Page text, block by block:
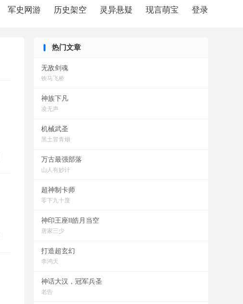
军史网游 历史架空 灵异悬疑 现言萌宝 登录
热门文章
无敌剑魂
铁马飞桥
神族下凡
凌无声
机械武圣
黑土冒青烟
万古最强部落
山人有妙计
超神制卡师
零下九十度
神印王座II皓月当空
唐家三少
打造超玄幻
李鸿天
神话大汉，冠军兵圣
老告